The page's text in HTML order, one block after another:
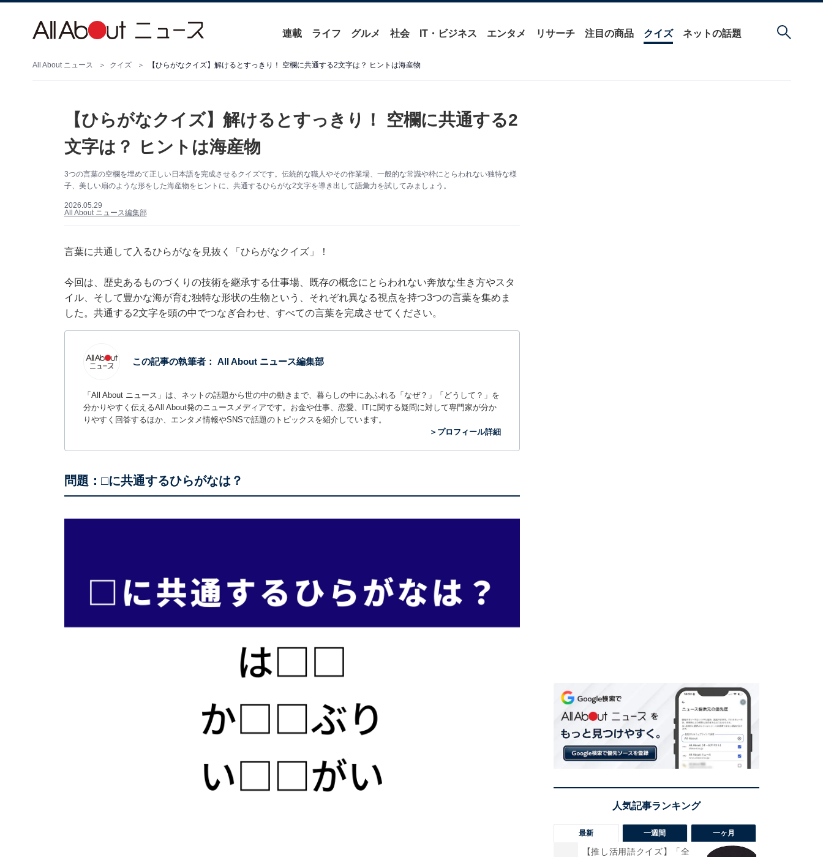
連載 ライフ グルメ 社会 IT・ビジネス エンタメ リサーチ 注目の商品 クイズ ネットの話題
All About ニュース クイズ 【ひらがなクイズ】解けるとすっきり！ 空欄に共通する2文字は？ ヒントは海産物
【ひらがなクイズ】解けるとすっきり！ 空欄に共通する2
文字は？ ヒントは海産物
3つの言葉の空欄を埋めて正しい日本語を完成させるクイズです。伝統的な職人やその作業場、一般的な常識や枠にとらわれない独特な様
子、美しい扇のような形をした海産物をヒントに、共通するひらがな2文字を導き出して語彙力を試してみましょう。
2026.05.29
All About ニュース編集部
言葉に共通して入るひらがなを見抜く「ひらがなクイズ」！
今回は、歴史あるものづくりの技術を継承する仕事場、既存の概念にとらわれない奔放な生き方やスタ
イル、そして豊かな海が育む独特な形状の生物という、それぞれ異なる視点を持つ3つの言葉を集めま
した。共通する2文字を頭の中でつなぎ合わせ、すべての言葉を完成させてください。
この記事の執筆者： All About ニュース編集部
「All About ニュース」は、ネットの話題から世の中の動きまで、暮らしの中にあふれる「なぜ？」「どうして？」を
分かりやすく伝えるAll About発のニュースメディアです。お金や仕事、恋愛、ITに関する疑問に対して専門家が分か
りやすく回答するほか、エンタメ情報やSNSで話題のトピックスを紹介しています。
＞プロフィール詳細
問題：□に共通するひらがなは？
最新 一週間 一ヶ月
【推し活用語クイズ】「全